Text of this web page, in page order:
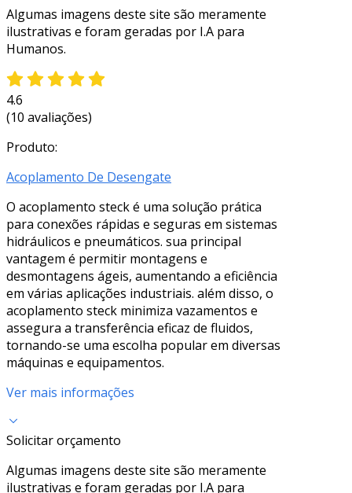
Algumas imagens deste site são meramente
ilustrativas e foram geradas por I.A para
Humanos.
4.6
(10 avaliações)
Produto:
Acoplamento De Desengate
O acoplamento steck é uma solução prática
para conexões rápidas e seguras em sistemas
hidráulicos e pneumáticos. sua principal
vantagem é permitir montagens e
desmontagens ágeis, aumentando a eficiência
em várias aplicações industriais. além disso, o
acoplamento steck minimiza vazamentos e
assegura a transferência eficaz de fluidos,
tornando-se uma escolha popular em diversas
máquinas e equipamentos.
Ver mais informações
Solicitar orçamento
Algumas imagens deste site são meramente
ilustrativas e foram geradas por I.A para